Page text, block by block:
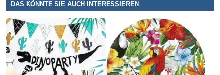
DAS KÖNNTE SIE AUCH INTERESSIEREN